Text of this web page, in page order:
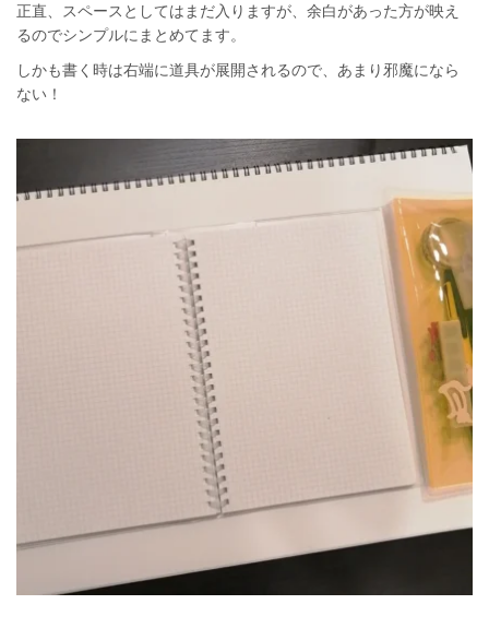
正直、スペースとしてはまだ入りますが、余白があった方が映え
るのでシンプルにまとめてます。
しかも書く時は右端に道具が展開されるので、あまり邪魔になら
ない！